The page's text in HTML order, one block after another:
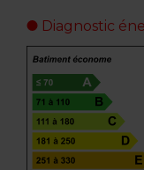
Diagnostic